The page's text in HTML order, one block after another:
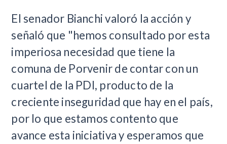
El senador Bianchi valoró la acción y
señaló que "hemos consultado por esta
imperiosa necesidad que tiene la
comuna de Porvenir de contar con un
cuartel de la PDI, producto de la
creciente inseguridad que hay en el país,
por lo que estamos contento que
avance esta iniciativa y esperamos que